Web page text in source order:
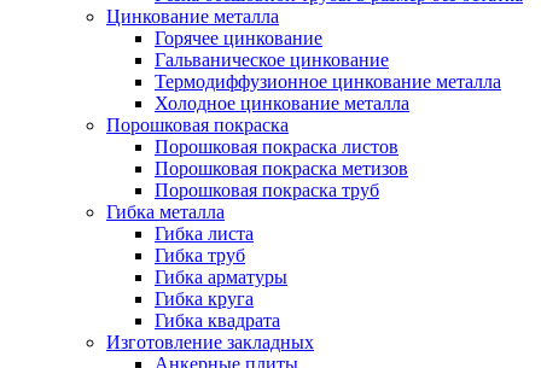
Цинкование металла
Горячее цинкование
Гальваническое цинкование
Термодиффузионное цинкование металла
Холодное цинкование металла
Порошковая покраска
Порошковая покраска листов
Порошковая покраска метизов
Порошковая покраска труб
Гибка металла
Гибка листа
Гибка труб
Гибка арматуры
Гибка круга
Гибка квадрата
Изготовление закладных
Анкерные плиты